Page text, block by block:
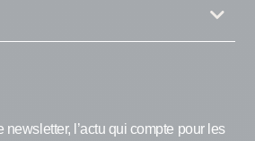
l’actu qui compte pour les